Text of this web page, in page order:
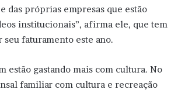
das próprias empresas que estão
institucionais”, afirma ele, que tem
seu faturamento este ano.
estão gastando mais com cultura. No
familiar com cultura e recreação